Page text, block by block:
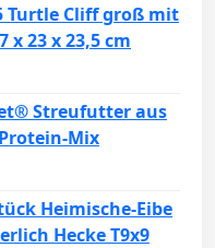
Turtle Cliff groß mit
x 23 x 23,5 cm
Streufutter aus
Mix
Heimische-Eibe
Hecke T9x9